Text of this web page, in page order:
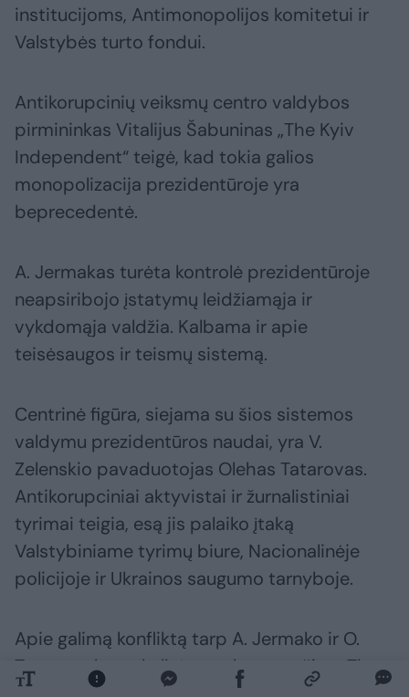
institucijoms, Antimonopolijos komitetui ir
Valstybės turto fondui.
Antikorupcinių veiksmų centro valdybos
pirmininkas Vitalijus Šabuninas „The Kyiv
Independent“ teigė, kad tokia galios
monopolizacija prezidentūroje yra
beprecedentė.
A. Jermakas turėta kontrolė prezidentūroje
neapsiribojo įstatymų leidžiamąja ir
vykdomąja valdžia. Kalbama ir apie
teisėsaugos ir teismų sistemą.
Centrinė figūra, siejama su šios sistemos
valdymu prezidentūros naudai, yra V.
Zelenskio pavaduotojas Olehas Tatarovas.
Antikorupciniai aktyvistai ir žurnalistiniai
tyrimai teigia, esą jis palaiko įtaką
Valstybiniame tyrimų biure, Nacionalinėje
policijoje ir Ukrainos saugumo tarnyboje.
Apie galimą konfliktą tarp A. Jermako ir O.
Tatarovo buvo kalbėta ne kartą, tačiau „The